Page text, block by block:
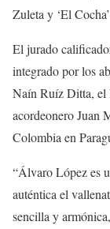
Zuleta y ‘El
El jurado
integrado por los
Naín Ruíz Ditta, el
acordeonero Juan
Colombia en
“Álvaro López es
auténtica el
sencilla y